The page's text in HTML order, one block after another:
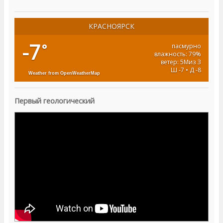
КРАСНОЯРСК
-7°
пасмурно
влажность: 79%
ветер: 5Миз З
Ш -7 • Д -8
Weather from OpenWeatherMap
Первый геологический